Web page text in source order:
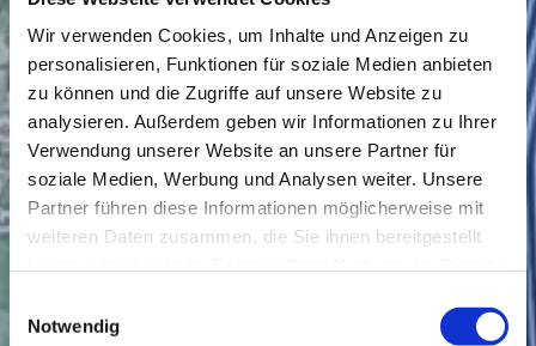
Wir verwenden Cookies, um Inhalte und Anzeigen zu
personalisieren, Funktionen für soziale Medien anbieten
zu können und die Zugriffe auf unsere Website zu
analysieren. Außerdem geben wir Informationen zu Ihrer
Verwendung unserer Website an unsere Partner für
soziale Medien, Werbung und Analysen weiter. Unsere
Partner führen diese Informationen möglicherweise mit
weiteren Daten zusammen, die Sie ihnen bereitgestellt
Notwendig